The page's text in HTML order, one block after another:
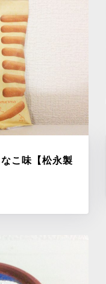
こ味【松永製